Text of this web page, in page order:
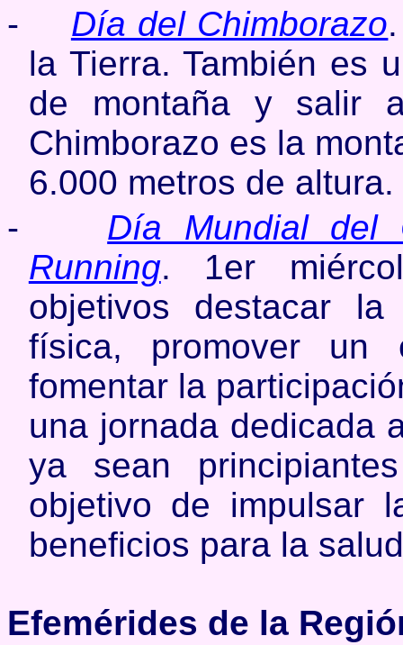
-
Día del Chimborazo
la Tierra. También es
de montaña y salir
Chimborazo es la
6.000 metros de altura.
- Día Mundial
Running. 1er
objetivos destacar
física, promover
fomentar la
una jornada dedicada
ya sean
objetivo de impulsar
beneficios para la
Efemérides de la